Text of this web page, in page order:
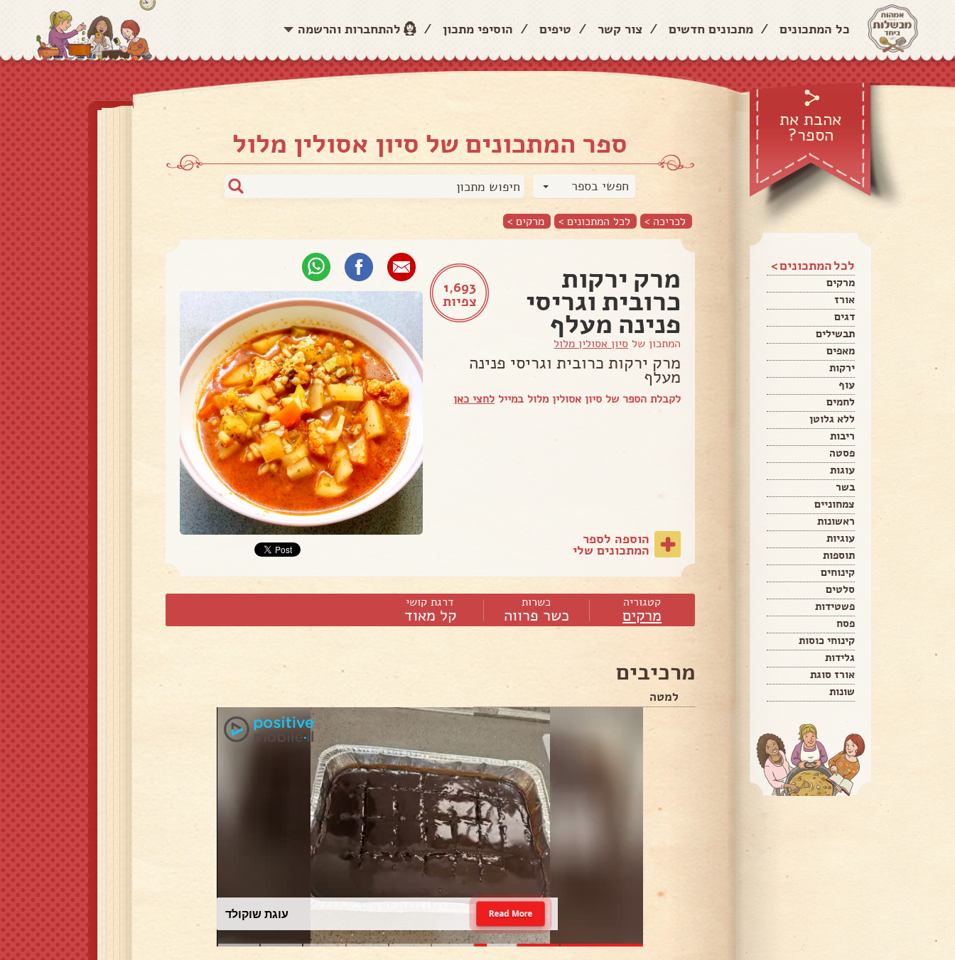
כל המתכונים / מתכונים חדשים / צור קשר / טיפים / הוסיפי מתכון / להתחברות והרשמה
אהבת את
הספר?
לכל המתכונים >
מרקים
אורז
דגים
תבשילים
מאפים
ירקות
עוף
לחמים
ללא גלוטן
ריבות
פסטה
עוגות
בשר
צמחוניים
ראשונות
עוגיות
תוספות
קינוחים
סלטים
פשטידות
פסח
קינוחי כוסות
גלידות
אורז סוגת
שונות
ספר המתכונים של סיון אסולין מלול
חפשי בספר
לכריכה > לכל המתכונים > מרקים >
1,693
צפיות
מרק ירקות
כרובית וגריסי
פנינה מעלף
המתכון של סיון אסולין מלול
מרק ירקות כרובית וגריסי פנינה
מעלף
לקבלת הספר של סיון אסולין מלול במייל לחצי כאן
הוספה לספר
המתכונים שלי
קטגוריה
מרקים
כשרות
כשר פרווה
דרגת קושי
קל מאוד
מרכיבים
למטה
עוגת שוקולד Read More